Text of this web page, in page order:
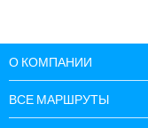
О КОМПАНИИ
ВСЕ МАРШРУТЫ